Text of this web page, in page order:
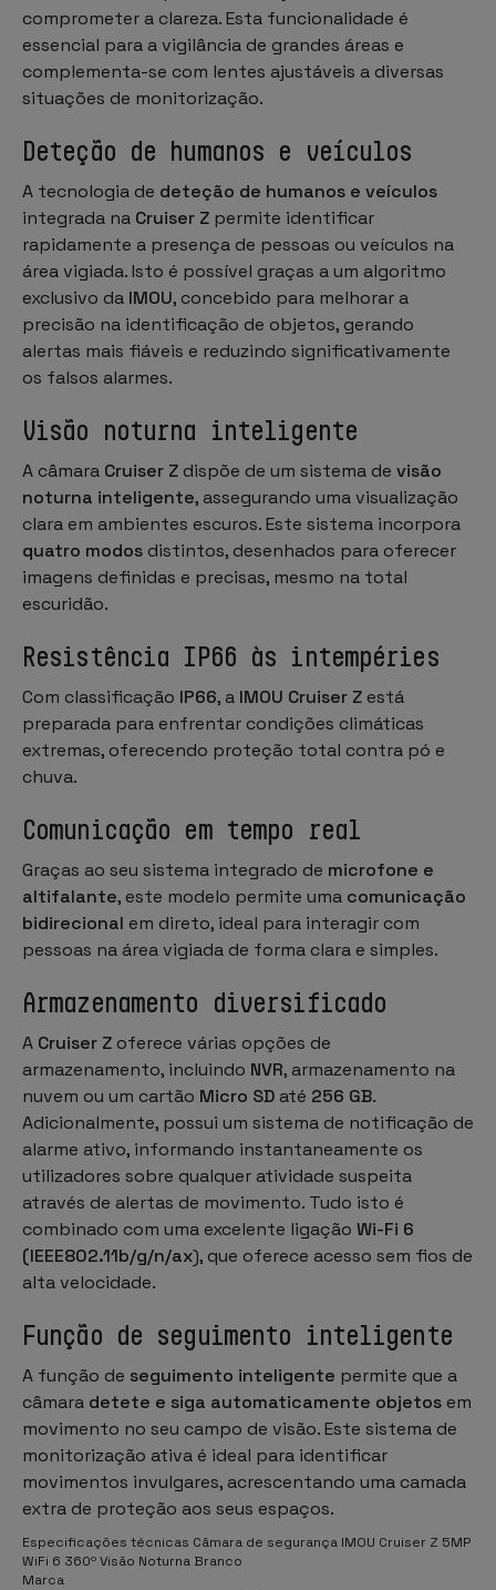
comprometer a clareza. Esta funcionalidade é
essencial para a vigilância de grandes áreas e
complementa-se com lentes ajustáveis a diversas
situações de monitorização.
Deteção de humanos e veículos
A tecnologia de deteção de humanos e veículos
integrada na Cruiser Z permite identificar
rapidamente a presença de pessoas ou veículos na
área vigiada. Isto é possível graças a um algoritmo
exclusivo da IMOU, concebido para melhorar a
precisão na identificação de objetos, gerando
alertas mais fiáveis e reduzindo significativamente
os falsos alarmes.
Visão noturna inteligente
A câmara Cruiser Z dispõe de um sistema de visão
noturna inteligente, assegurando uma visualização
clara em ambientes escuros. Este sistema incorpora
quatro modos distintos, desenhados para oferecer
imagens definidas e precisas, mesmo na total
escuridão.
Resistência IP66 às intempéries
Com classificação IP66, a IMOU Cruiser Z está
preparada para enfrentar condições climáticas
extremas, oferecendo proteção total contra pó e
chuva.
Comunicação em tempo real
Graças ao seu sistema integrado de microfone e
altifalante, este modelo permite uma comunicação
bidirecional em direto, ideal para interagir com
pessoas na área vigiada de forma clara e simples.
Armazenamento diversificado
A Cruiser Z oferece várias opções de
armazenamento, incluindo NVR, armazenamento na
nuvem ou um cartão Micro SD até 256 GB.
Adicionalmente, possui um sistema de notificação de
alarme ativo, informando instantaneamente os
utilizadores sobre qualquer atividade suspeita
através de alertas de movimento. Tudo isto é
combinado com uma excelente ligação Wi-Fi 6
(IEEE802.11b/g/n/ax), que oferece acesso sem fios de
alta velocidade.
Função de seguimento inteligente
A função de seguimento inteligente permite que a
câmara detete e siga automaticamente objetos em
movimento no seu campo de visão. Este sistema de
monitorização ativa é ideal para identificar
movimentos invulgares, acrescentando uma camada
extra de proteção aos seus espaços.
Especificações técnicas Câmara de segurança IMOU Cruiser Z 5MP
WiFi 6 360º Visão Noturna Branco
Marca